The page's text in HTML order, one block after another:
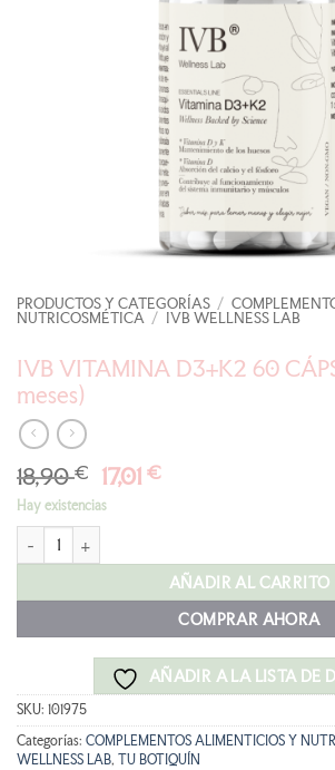
PRODUCTOS Y CATEGORÍAS /
NUTRICOSMÉTICA / IVB WELLNESS LAB
IVB VITAMINA D3+K2 60
meses)
18,90€ El
precio
original
18,90 €.
17,01€El
17,01 €.
Hay existencias
IVB VITAMINA D3+K2 60 CÁPSULAS (2 meses)
AÑADIR AL CARRITO
COMPRAR AHORA
AÑADIR A LA LISTA DE
SKU: 101975
Categorías: COMPLEMENTOS ALIMENTICIOS Y
WELLNESS LAB, TU BOTIQUÍN